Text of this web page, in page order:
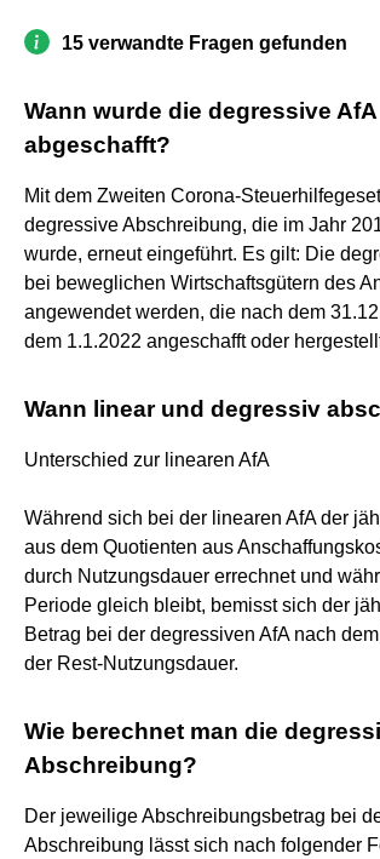
15 verwandte Fragen gefunden
Wann wurde die degressive AfA
abgeschafft?
Mit dem Zweiten Corona-
degressive Abschreibung, die im Jahr
wurde, erneut eingeführt. Es gilt: Die
bei beweglichen Wirtschaftsgütern des
angewendet werden, die nach dem
dem 1.1.2022 angeschafft oder
Wann linear und degressiv
Unterschied zur linearen AfA
Während sich bei der linearen AfA der
aus dem Quotienten aus
durch Nutzungsdauer errechnet und
Periode gleich bleibt, bemisst sich der
Betrag bei der degressiven AfA nach
der Rest-Nutzungsdauer.
Wie berechnet man die
Abschreibung?
Der jeweilige Abschreibungsbetrag bei
Abschreibung lässt sich nach folgender